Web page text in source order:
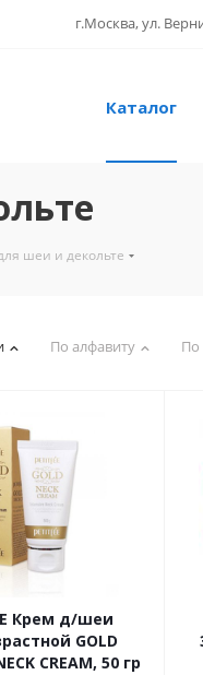
г.Москва, ул.
Каталог
шеи и декольте
По алфавиту По
Крем д/шеи
GOLD
CREAM, 50 гр